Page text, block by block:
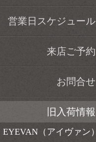
営業日スケジュール
来店ご予約
お問合せ
旧入荷情報
EYEVAN（アイヴァン）